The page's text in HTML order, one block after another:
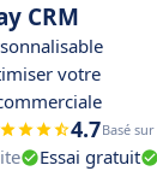
CRM
votre
4.7Basé sur
Essai gratuit